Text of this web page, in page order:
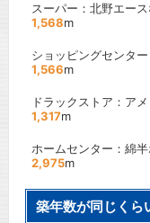
スーパー：北野エー
1,568m
ショッピングセンタ
1,566m
ドラックストア：ア
1,317m
ホームセンター：綿
2,975m
築年数が同じくら